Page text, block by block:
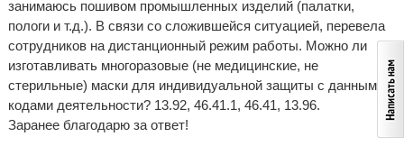
занимаюсь пошивом промышленных изделий (палатки,
пологи и т.д.). В связи со сложившейся ситуацией, перевела
сотрудников на дистанционный режим работы. Можно ли
изготавливать многоразовые (не медицинские, не
стерильные) маски для индивидуальной защиты с данными
кодами деятельности? 13.92, 46.41.1, 46.41, 13.96.
Заранее благодарю за ответ!